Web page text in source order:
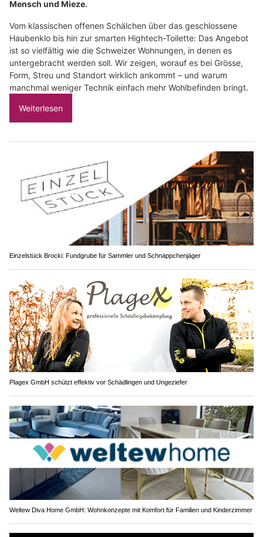
Mensch und Mieze.
Vom klassischen offenen Schälchen über das geschlossene
Haubenklo bis hin zur smarten Hightech-Toilette: Das Angebot
ist so vielfältig wie die Schweizer Wohnungen, in denen es
untergebracht werden soll. Wir zeigen, worauf es bei Grösse,
Form, Streu und Standort wirklich ankommt – und warum
manchmal weniger Technik einfach mehr Wohlbefinden bringt.
Weiterlesen
Einzelstück Brocki: Fundgrube für Sammler und Schnäppchenjäger
Plagex GmbH schützt effektiv vor Schädlingen und Ungeziefer
Weltew Diva Home GmbH: Wohnkonzepte mit Komfort für Familien und Kinderzimmer